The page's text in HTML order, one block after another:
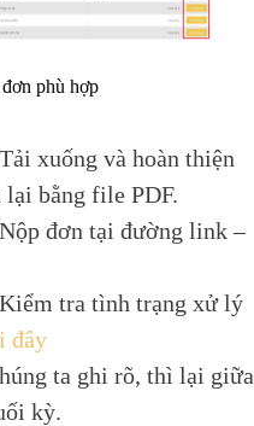
phù hợp
Tải xuống và hoàn thiện
bằng file PDF.
Nộp đơn tại đường link –
Kiểm tra tình trạng xử lý
đây
ta ghi rõ, thì lại giữa
kỳ.